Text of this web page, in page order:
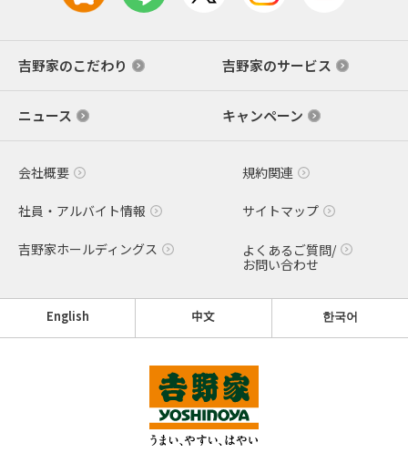
吉野家のこだわり 吉野家のサービス
ニュース キャンペーン
会社概要 規約関連
社員・アルバイト情報 サイトマップ
吉野家ホールディングス
よくあるご質問/
お問い合わせ
English 中文 한국어